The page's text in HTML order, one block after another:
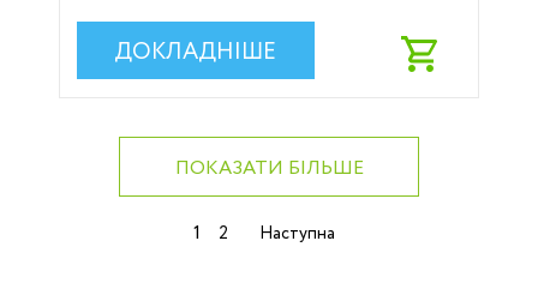
ДОКЛАДНІШЕ
ПОКАЗАТИ БІЛЬШЕ
Навігація
1 2 Наступна